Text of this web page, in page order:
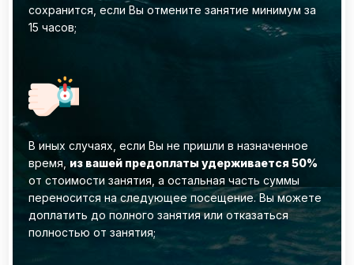
сохранится, если Вы отмените занятие минимум за
15 часов;
В иных случаях, если Вы не пришли в назначенное
время, из вашей предоплаты удерживается 50%
от стоимости занятия, а остальная часть суммы
переносится на следующее посещение. ‌Вы можете
доплатить до полного занятия или отказаться
полностью от занятия;